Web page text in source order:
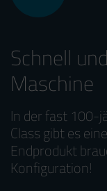
Schnell
Maschine
In der fast 100-
Class gibt es
Endprodukt
Konfiguration!